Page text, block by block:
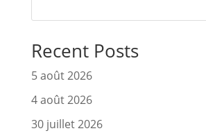
Recent Posts
5 août 2026
4 août 2026
30 juillet 2026